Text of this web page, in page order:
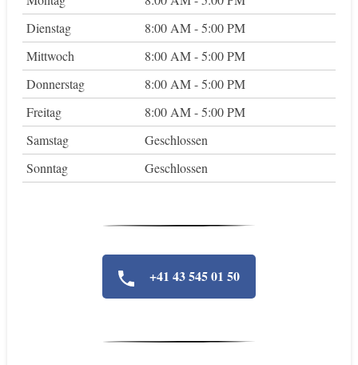
Dienstag
8:00 AM - 5:00 PM
Mittwoch
8:00 AM - 5:00 PM
Donnerstag
8:00 AM - 5:00 PM
Freitag
8:00 AM - 5:00 PM
Samstag
Geschlossen
Sonntag
Geschlossen
+41 43 545 01 50